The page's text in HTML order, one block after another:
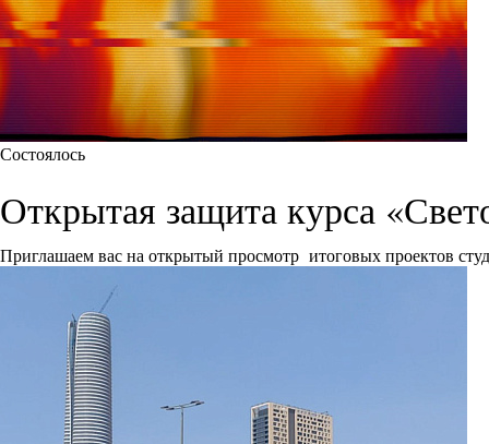
Состоялось
Открытая защита курса
Приглашаем вас на открытый просмотр итоговых проектов